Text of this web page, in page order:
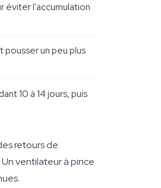
éviter l'accumulation
pousser un peu plus
10 à 14 jours, puis
retours de
ventilateur à pince